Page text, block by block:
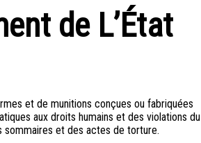
de L’État
et de munitions conçues ou fabriquées
aux droits humains et des violations du
sommaires et des actes de torture.